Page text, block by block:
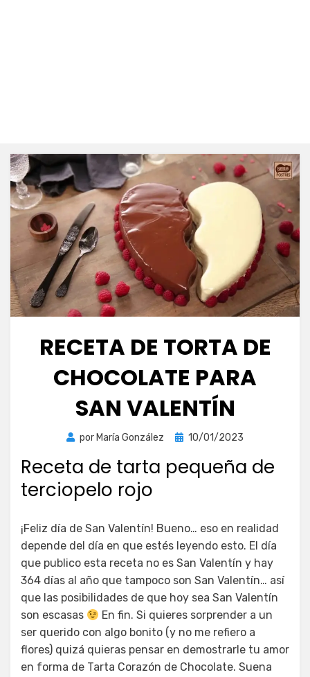
RECETA DE TORTA DE
CHOCOLATE PARA
SAN VALENTÍN
por María González
Publicada
10/01/2023
Receta de tarta pequeña de
terciopelo rojo
¡Feliz día de San Valentín! Bueno… eso en realidad
depende del día en que estés leyendo esto. El día
que publico esta receta no es San Valentín y hay
364 días al año que tampoco son San Valentín… así
que las posibilidades de que hoy sea San Valentín
son escasas
En fin. Si quieres sorprender a un
ser querido con algo bonito (y no me refiero a
flores) quizá quieras pensar en demostrarle tu amor
en forma de Tarta Corazón de Chocolate. Suena